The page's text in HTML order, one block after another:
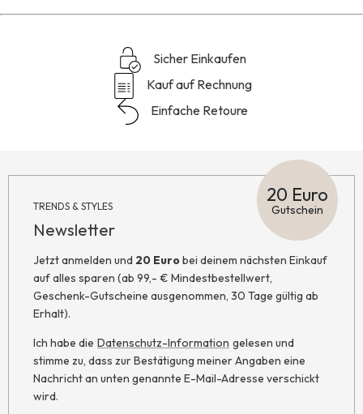
Sicher Einkaufen
Kauf auf Rechnung
Einfache Retoure
TRENDS & STYLES
Newsletter
20 Euro
Gutschein
Jetzt anmelden und 20 Eurobei deinem nächsten Einkauf
auf alles sparen (ab 99,- € Mindestbestellwert,
Geschenk-Gutscheine ausgenommen, 30 Tage gültig ab
Erhalt).
Ich habe die Datenschutz-Information gelesen und
stimme zu, dass zur Bestätigung meiner Angaben eine
Nachricht an unten genannte E-Mail-Adresse verschickt
wird.